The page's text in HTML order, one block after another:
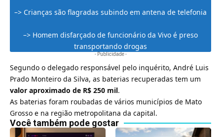
–> Crianças são flagradas subindo em antena de telefonia
–> Homem disfarçado de funcionário da Vivo é preso
transportando drogas
- Publicidade -
Segundo o delegado responsável pelo inquérito, André Luis
Prado Monteiro da Silva, as baterias recuperadas tem um
valor aproximado de R$ 250 mil.
As baterias foram roubadas de vários municípios de Mato
Grosso e na região metropolitana da capital.
Você também pode gostar